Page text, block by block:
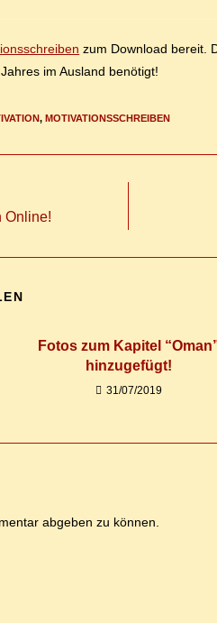
zum Down­load be­reit.
im Aus­land benötigt!
, MOTIVATIONSSCHREIBEN
Online!
Fo­tos zum Ka­pi­tel
hinzugefügt!
31/07/2019
abgeben zu können.